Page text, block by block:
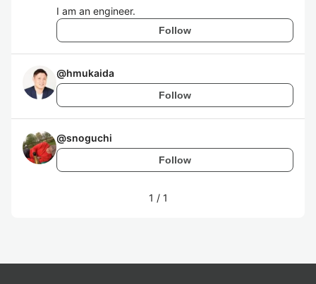
I am an engineer.
Follow
@hmukaida
Follow
@snoguchi
Follow
1 / 1